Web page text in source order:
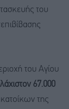
του
του Αγίου
67.000
της